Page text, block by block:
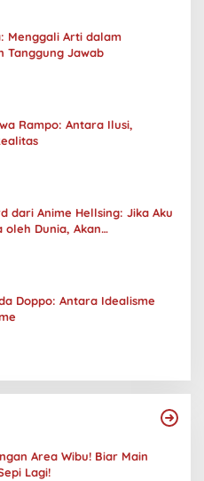
Menggali Arti dalam
Tanggung Jawab
Rampo: Antara Ilusi,
dari Anime Hellsing: Jika Aku
oleh Dunia, Akan
Doppo: Antara Idealisme
Area Wibu! Biar Main
Lagi!